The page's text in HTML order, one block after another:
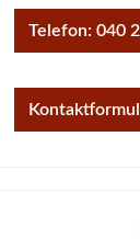
Telefon: 040